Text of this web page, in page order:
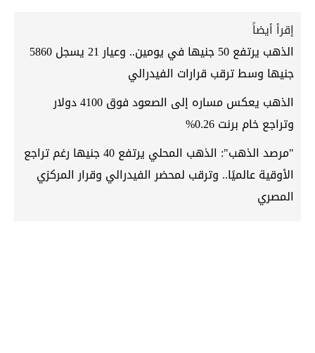
إقرأ أيضاً
الذهب يرتفع 50 جنيها في يومين.. وعيار 21 يسجل 5860
جنيها وسط ترقب قرارات الفيدرالي
الذهب يعكس مساره إلى الصعود فوق 4100 دولار
وتراجع خام برنت 0.26%
"مرصد الذهب": الذهب المحلي يرتفع 40 جنيها رغم تراجع
الأوقية عالميًا.. وترقب لمحضر الفيدرالي وقرار المركزي
المصري